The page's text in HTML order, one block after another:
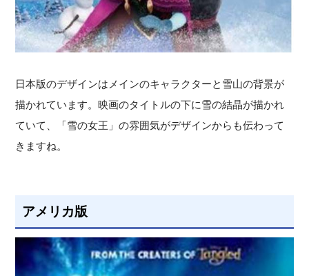
日本版のデザインはメインのキャラクターと雪山の背景が
描かれています。映画のタイトルの下に雪の結晶が描かれ
ていて、「雪の女王」の雰囲気がデザインからも伝わって
きますね。
アメリカ版